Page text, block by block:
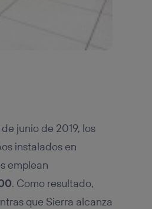
junio de 2019, los
instalados en
emplean
. Como resultado,
que Sierra alcanza